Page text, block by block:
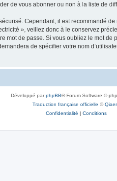
de vous abonner ou non à la liste de
Cependant, il est recommandé
», veillez donc à le conservez
de passe. Si vous oubliez le mot
de spécifier votre nom
Développé parphpBB® Forum Software ©
Traduction française officielle ©
Confidentialité | Conditions